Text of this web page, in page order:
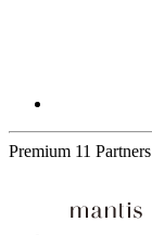
Premium 11 Partners